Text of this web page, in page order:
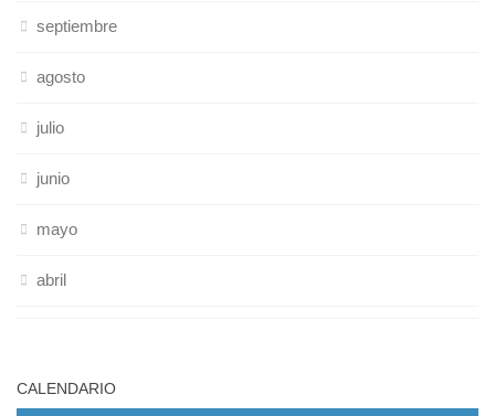
septiembre
agosto
julio
junio
mayo
abril
CALENDARIO